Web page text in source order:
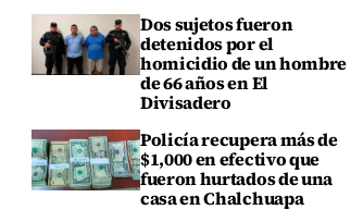
Dos sujetos fueron
detenidos por el
homicidio de un hombre
de 66 años en El
Divisadero
Policía recupera más de
$1,000 en efectivo que
fueron hurtados de una
casa en Chalchuapa